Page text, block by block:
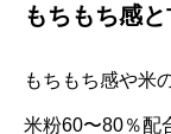
もちもち感
もちもち感や米
米粉60〜80％配